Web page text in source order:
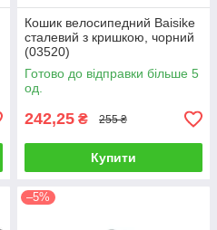
Кошик велосипедний Baisike
сталевий з кришкою, чорний
(03520)
Готово до відправки більше 5
од.
242,25 ₴ 255 ₴
Купити
–5%